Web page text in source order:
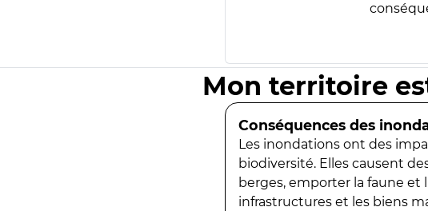
Mon territoire
Conséquences des
Les inondations ont des
biodiversité. Elles causent
berges, emporter la faune et
infrastructures et les biens